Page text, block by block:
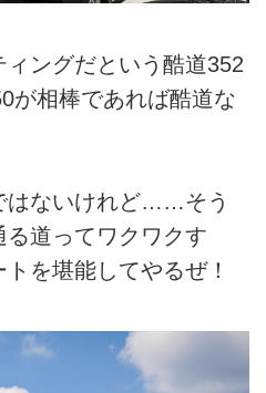
ングだという酷道352
が相棒であれば酷道な
はないけれど……そう
道ってワクワクす
を堪能してやるぜ！